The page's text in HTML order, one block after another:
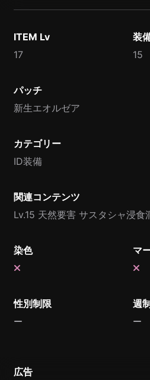
ITEM Lv
17
装
15
パッチ
新生エオルゼア
カテゴリー
ID装備
関連コンテンツ
Lv.15 天然要害 サスタシャ浸食
染色 マ
性別制限 週
広告